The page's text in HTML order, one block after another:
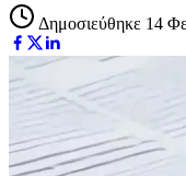
Δημοσιεύθηκε 14